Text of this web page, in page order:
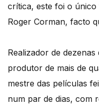
crítica, este foi o
Roger Corman, facto
Realizador de
produtor de mais de
mestre das películas
num par de dias, com